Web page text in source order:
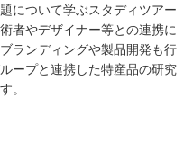
について学ぶスタディツアー
者やデザイナー等との連携に
ランディングや製品開発も行
ープと連携した特産品の研究
。